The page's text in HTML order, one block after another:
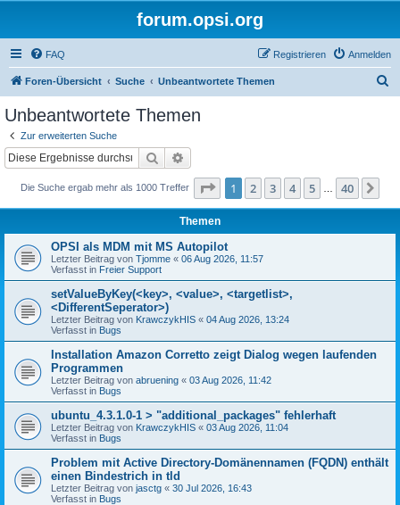
forum.opsi.org
FAQ Anmelden
Registrieren
Foren-Übersicht Suche Unbeantwortete Themen
Unbeantwortete Themen
Zur erweiterten Suche
Suche
Die Suche ergab mehr als 1000 Treffer Seite 1von 40
1 2 3 4 5 40
Themen
OPSI als MDM mit MS Autopilot
Letzter Beitrag von Tjomme « 06 Aug 2026, 11:57
Verfasst in Freier Support
setValueByKey(<key>, <value>, <targetlist>,
<DifferentSeperator>)
Letzter Beitrag von KrawczykHIS « 04 Aug 2026, 13:24
Verfasst in Bugs
Installation Amazon Corretto zeigt Dialog wegen laufenden
Programmen
Letzter Beitrag von abruening « 03 Aug 2026, 11:42
Verfasst in Bugs
ubuntu_4.3.1.0-1 > "additional_packages" fehlerhaft
Letzter Beitrag von KrawczykHIS « 03 Aug 2026, 11:04
Verfasst in Bugs
Problem mit Active Directory-Domänennamen (FQDN) enthält
einen Bindestrich in tld
Letzter Beitrag von jasctg « 30 Jul 2026, 16:43
Verfasst in Bugs